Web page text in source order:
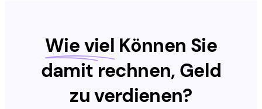
Wie viel Können Sie
damit rechnen, Geld
zu verdienen?